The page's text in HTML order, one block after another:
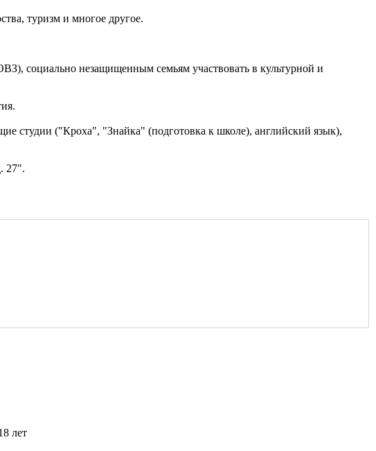
туризм и многое другое.
социально незащищенным семьям участвовать в культурной и
студии ("Кроха", "Знайка" (подготовка к школе), английский язык),
27".
лет